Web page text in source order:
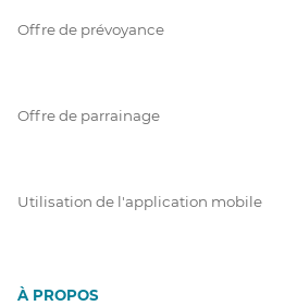
Offre de prévoyance
Offre de parrainage
Utilisation de l'application mobile
À PROPOS